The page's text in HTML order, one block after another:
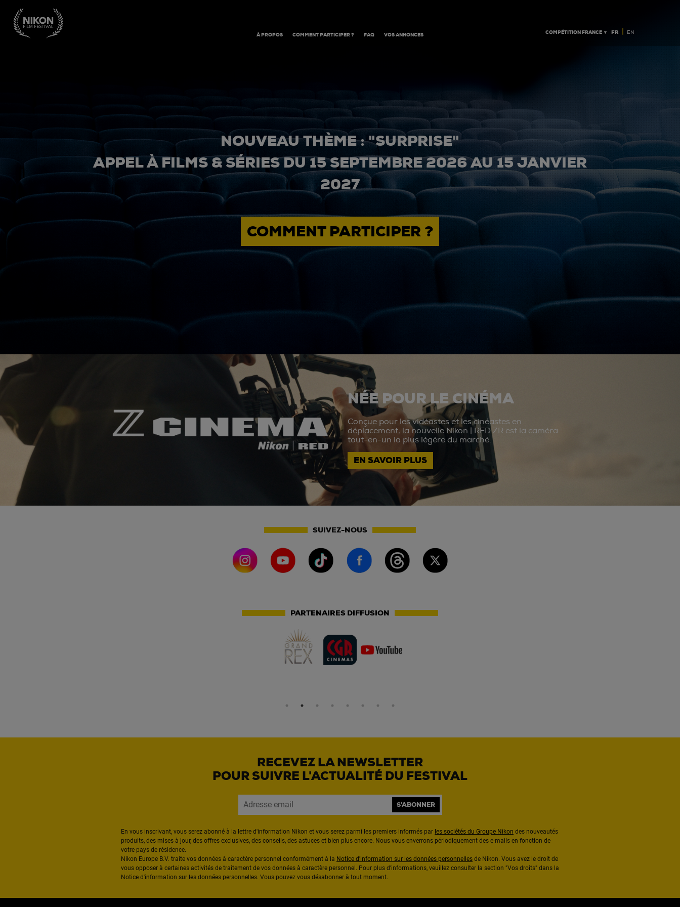
À PROPOS COMMENT PARTICIPER ? FAQ VOS ANNONCES COMPÉTITION FRANCE ▼ FR | EN
NOUVEAU THÈME : "SURPRISE"
APPEL À FILMS & SÉRIES DU 15 SEPTEMBRE 2026 AU 15 JANVIER
2027
COMMENT PARTICIPER ?
NÉE POUR LE CINÉMA
Conçue pour les vidéastes et les cinéastes en
déplacement, la nouvelle Nikon | RED ZR est la caméra
tout-en-un la plus légère du marché.
EN SAVOIR PLUS
SUIVEZ-NOUS
PARTENAIRES DIFFUSION
RECEVEZ LA NEWSLETTER
POUR SUIVRE L'ACTUALITÉ DU FESTIVAL
S'ABONNER
En vous inscrivant, vous serez abonné à la lettre d'information Nikon et vous serez parmi les premiers informés par les sociétés du Groupe Nikon des nouveautés
produits, des mises à jour, des offres exclusives, des conseils, des astuces et bien plus encore. Nous vous enverrons périodiquement des e-mails en fonction de
votre pays de résidence.
Nikon Europe B.V. traite vos données à caractère personnel conformément à la Notice d'information sur les données personnelles de Nikon. Vous avez le droit de
vous opposer à certaines activités de traitement de vos données à caractère personnel. Pour plus d'informations, veuillez consulter la section "Vos droits" dans la
Notice d'information sur les données personnelles. Vous pouvez vous désabonner à tout moment.